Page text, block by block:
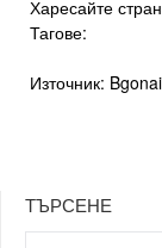
Харесайте
Тагове:
Източник:
ТЪРСЕНЕ